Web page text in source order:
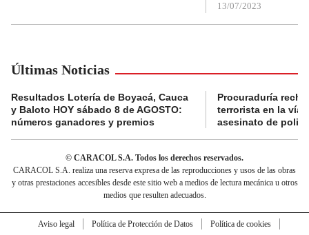
13/07/2023
Últimas Noticias
Resultados Lotería de Boyacá, Cauca
y Baloto HOY sábado 8 de AGOSTO:
números ganadores y premios
Procuraduría
terrorista en la vía
asesinato de
© CARACOL S.A. Todos los derechos reservados.
CARACOL S.A. realiza una reserva expresa de las reproducciones y usos de las obras
y otras prestaciones accesibles desde este sitio web a medios de lectura mecánica u otros
medios que resulten adecuados.
Aviso legal Política de Protección de Datos
Política de cookies